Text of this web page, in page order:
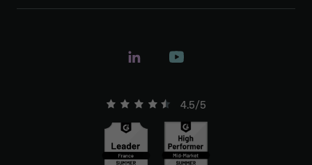
4.5/5